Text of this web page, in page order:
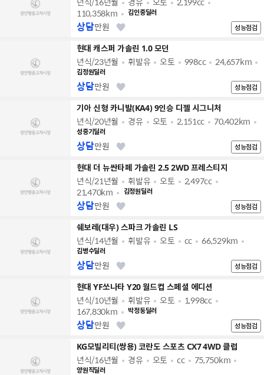
110,358km
김인중딜러
성능점검
상담만원
현대 캐스퍼 가솔린 1.0 모던
년식/23년월 휘발유 오토 998cc 24,657km
김정원딜러
성능점검
상담만원
기아 신형 카니발(KA4) 9인승 디젤 시그니처
년식/20년월 경유 오토 2,151cc 70,402km
성중기딜러
성능점검
상담만원
현대 더 뉴싼타페 가솔린 2.5 2WD 프레스티지
년식/21년월 휘발유 오토
2,497cc
21,470km
김정원딜러
성능점검
상담만원
쉐보레(대우) 스파크 가솔린 LS
년식/14년월 휘발유 오토 cc 66,529km
김병수딜러
성능점검
상담만원
현대 YF쏘나타 Y20 월드컵 스페셜 에디션
년식/10년월 휘발유 오토
1,998cc
167,830km
박정동딜러
성능점검
상담만원
KG모빌리티(쌍용) 코란도 스포츠 CX7 4WD 클럽
년식/16년월 경유 오토 cc 75,750km
양원직딜러